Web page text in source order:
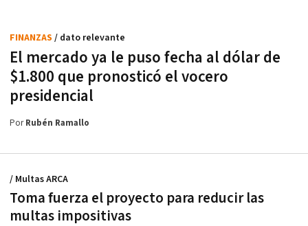
El mercado ya le puso fecha al dólar de
$1.800 que pronosticó el vocero
presidencial
FINANZAS / dato relevante
PorRubén Ramallo
Toma fuerza el proyecto para reducir las
multas impositivas
/ Multas ARCA